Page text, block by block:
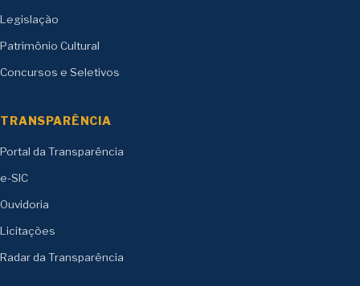
Legislação
Patrimônio Cultural
Concursos e Seletivos
TRANSPARÊNCIA
Portal da Transparência
e-SIC
Ouvidoria
Licitações
Radar da Transparência